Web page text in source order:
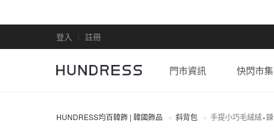
登入 註冊
門市資訊 快閃市集
HUNDRESS均百韓飾 | 韓國飾品 斜背包 手提小巧毛絨絨×